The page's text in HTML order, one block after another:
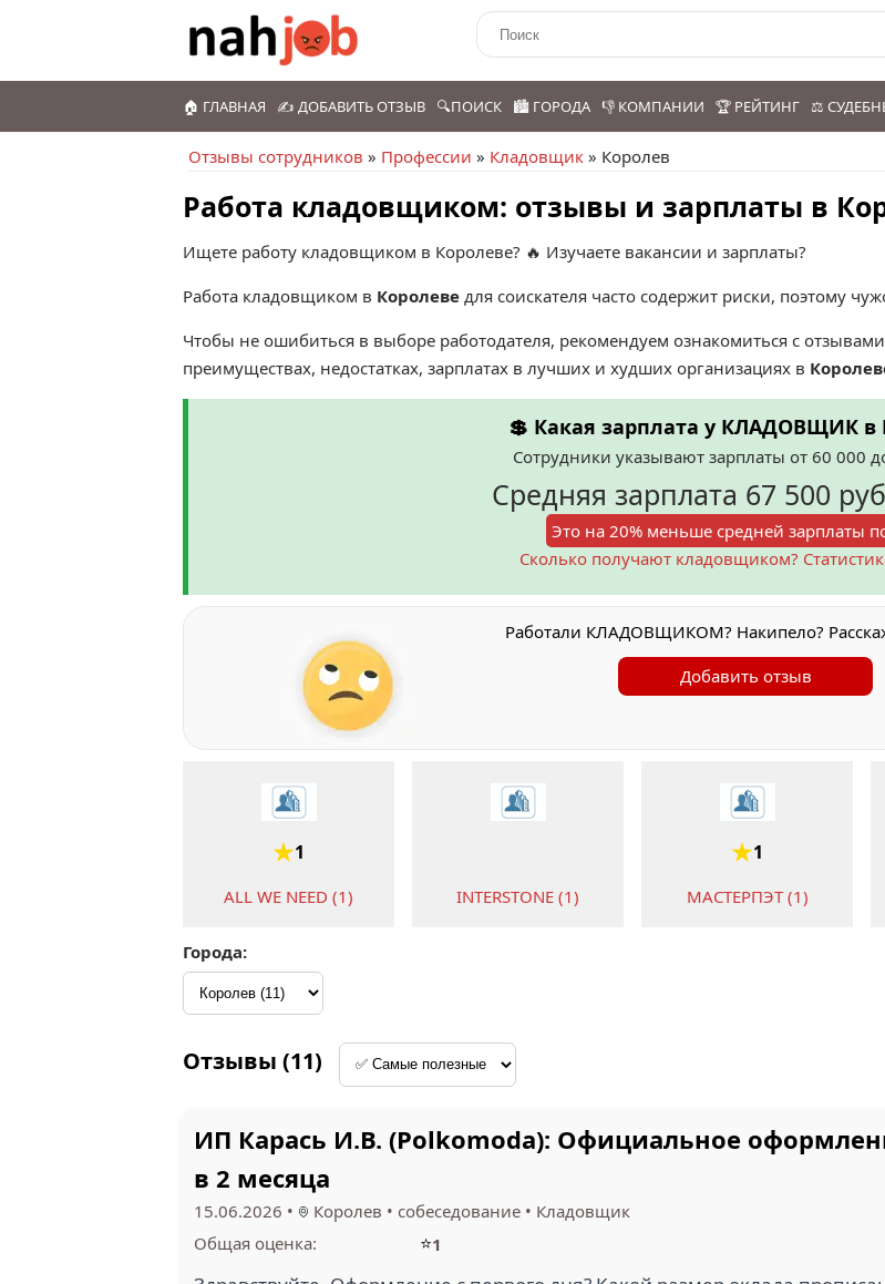
🏠 ГЛАВНАЯ ✍️ ДОБАВИТЬ ОТЗЫВ 🔍ПОИСК 🏙️ ГОРОДА 👎 КОМПАНИИ 🏆 РЕЙТИНГ ⚖️
Отзывы сотрудников » Профессии » Кладовщик » Королев
Работа кладовщиком: отзывы и зарплаты в
Ищете работу кладовщиком в Королеве? 🔥 Изучаете вакансии и зарплаты?
Работа кладовщиком в Королеве для соискателя часто содержит риски, поэтому
Чтобы не ошибиться в выборе работодателя, рекомендуем ознакомиться с
преимуществах, недостатках, зарплатах в лучших и худших организациях в
💲 Какая зарплата у КЛАДОВЩИК в
Сотрудники указывают зарплаты от 60 000
Средняя зарплата 67 500
Это на 20% меньше средней зарплаты
Сколько получают кладовщиком?
Работали КЛАДОВЩИКОМ? Накипело?
Добавить отзыв
1
ALL WE NEED (1) INTERSTONE (1)
1
МАСТЕРПЭТ (1)
Города:
Отзывы (11)
ИП Карась И.В. (Polkomoda): Официальное
в 2 месяца
15.06.2026 • Королев • собеседование • Кладовщик
Общая оценка:
⭐1